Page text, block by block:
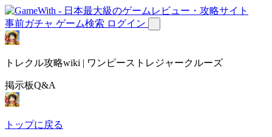
事前ガチャ ゲーム検索 ログイン
トレクル攻略wiki | ワンピーストレジャークルーズ
掲示板Q&A
トップに戻る